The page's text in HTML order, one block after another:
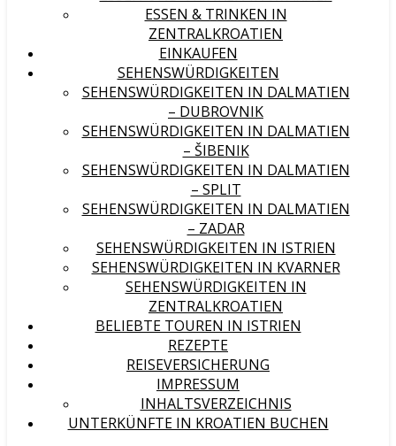
ESSEN & TRINKEN IN
ZENTRALKROATIEN
EINKAUFEN
SEHENSWÜRDIGKEITEN
SEHENSWÜRDIGKEITEN IN DALMATIEN
– DUBROVNIK
SEHENSWÜRDIGKEITEN IN DALMATIEN
– ŠIBENIK
SEHENSWÜRDIGKEITEN IN DALMATIEN
– SPLIT
SEHENSWÜRDIGKEITEN IN DALMATIEN
– ZADAR
SEHENSWÜRDIGKEITEN IN ISTRIEN
SEHENSWÜRDIGKEITEN IN KVARNER
SEHENSWÜRDIGKEITEN IN
ZENTRALKROATIEN
BELIEBTE TOUREN IN ISTRIEN
REZEPTE
REISEVERSICHERUNG
IMPRESSUM
INHALTSVERZEICHNIS
UNTERKÜNFTE IN KROATIEN BUCHEN